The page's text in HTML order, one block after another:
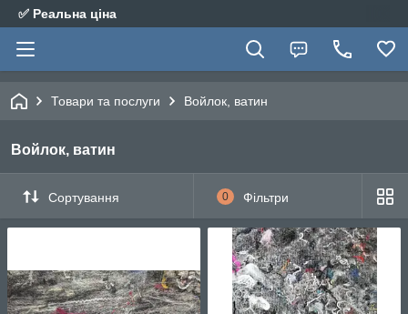
✅ Реальна ціна
Товари та послуги Войлок, ватин
Войлок, ватин
Сортування 0 Фільтри